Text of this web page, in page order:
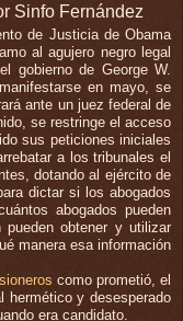
Sinfo Fernández
de Justicia de Obama
al agujero negro legal
gobierno de George W.
en mayo, se
ante un juez federal de
se restringe el acceso
sus peticiones iniciales
a los tribunales el
dotando al ejército de
dictar si los abogados
abogados pueden
obtener y utilizar
manera esa información
como prometió, el
hermético y desesperado
era candidato.